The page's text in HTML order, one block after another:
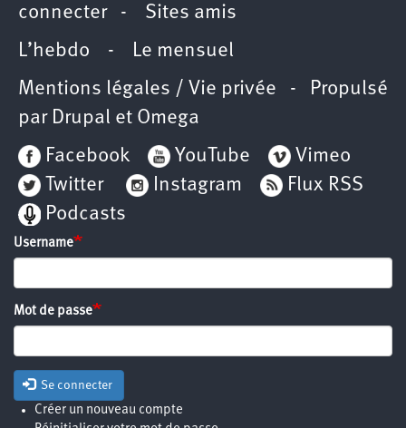
connecter- Sites amis
L’hebdo - Le mensuel
Mentions légales / Vie privée - Propulsé
par Drupal et Omega
Facebook
YouTube
Vimeo
Twitter
Instagram
Flux RSS
Podcasts
Username
Mot de passe
Se connecter
Créer un nouveau compte